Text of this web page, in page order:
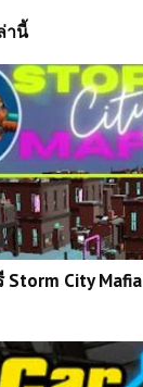
านี้
City Mafia